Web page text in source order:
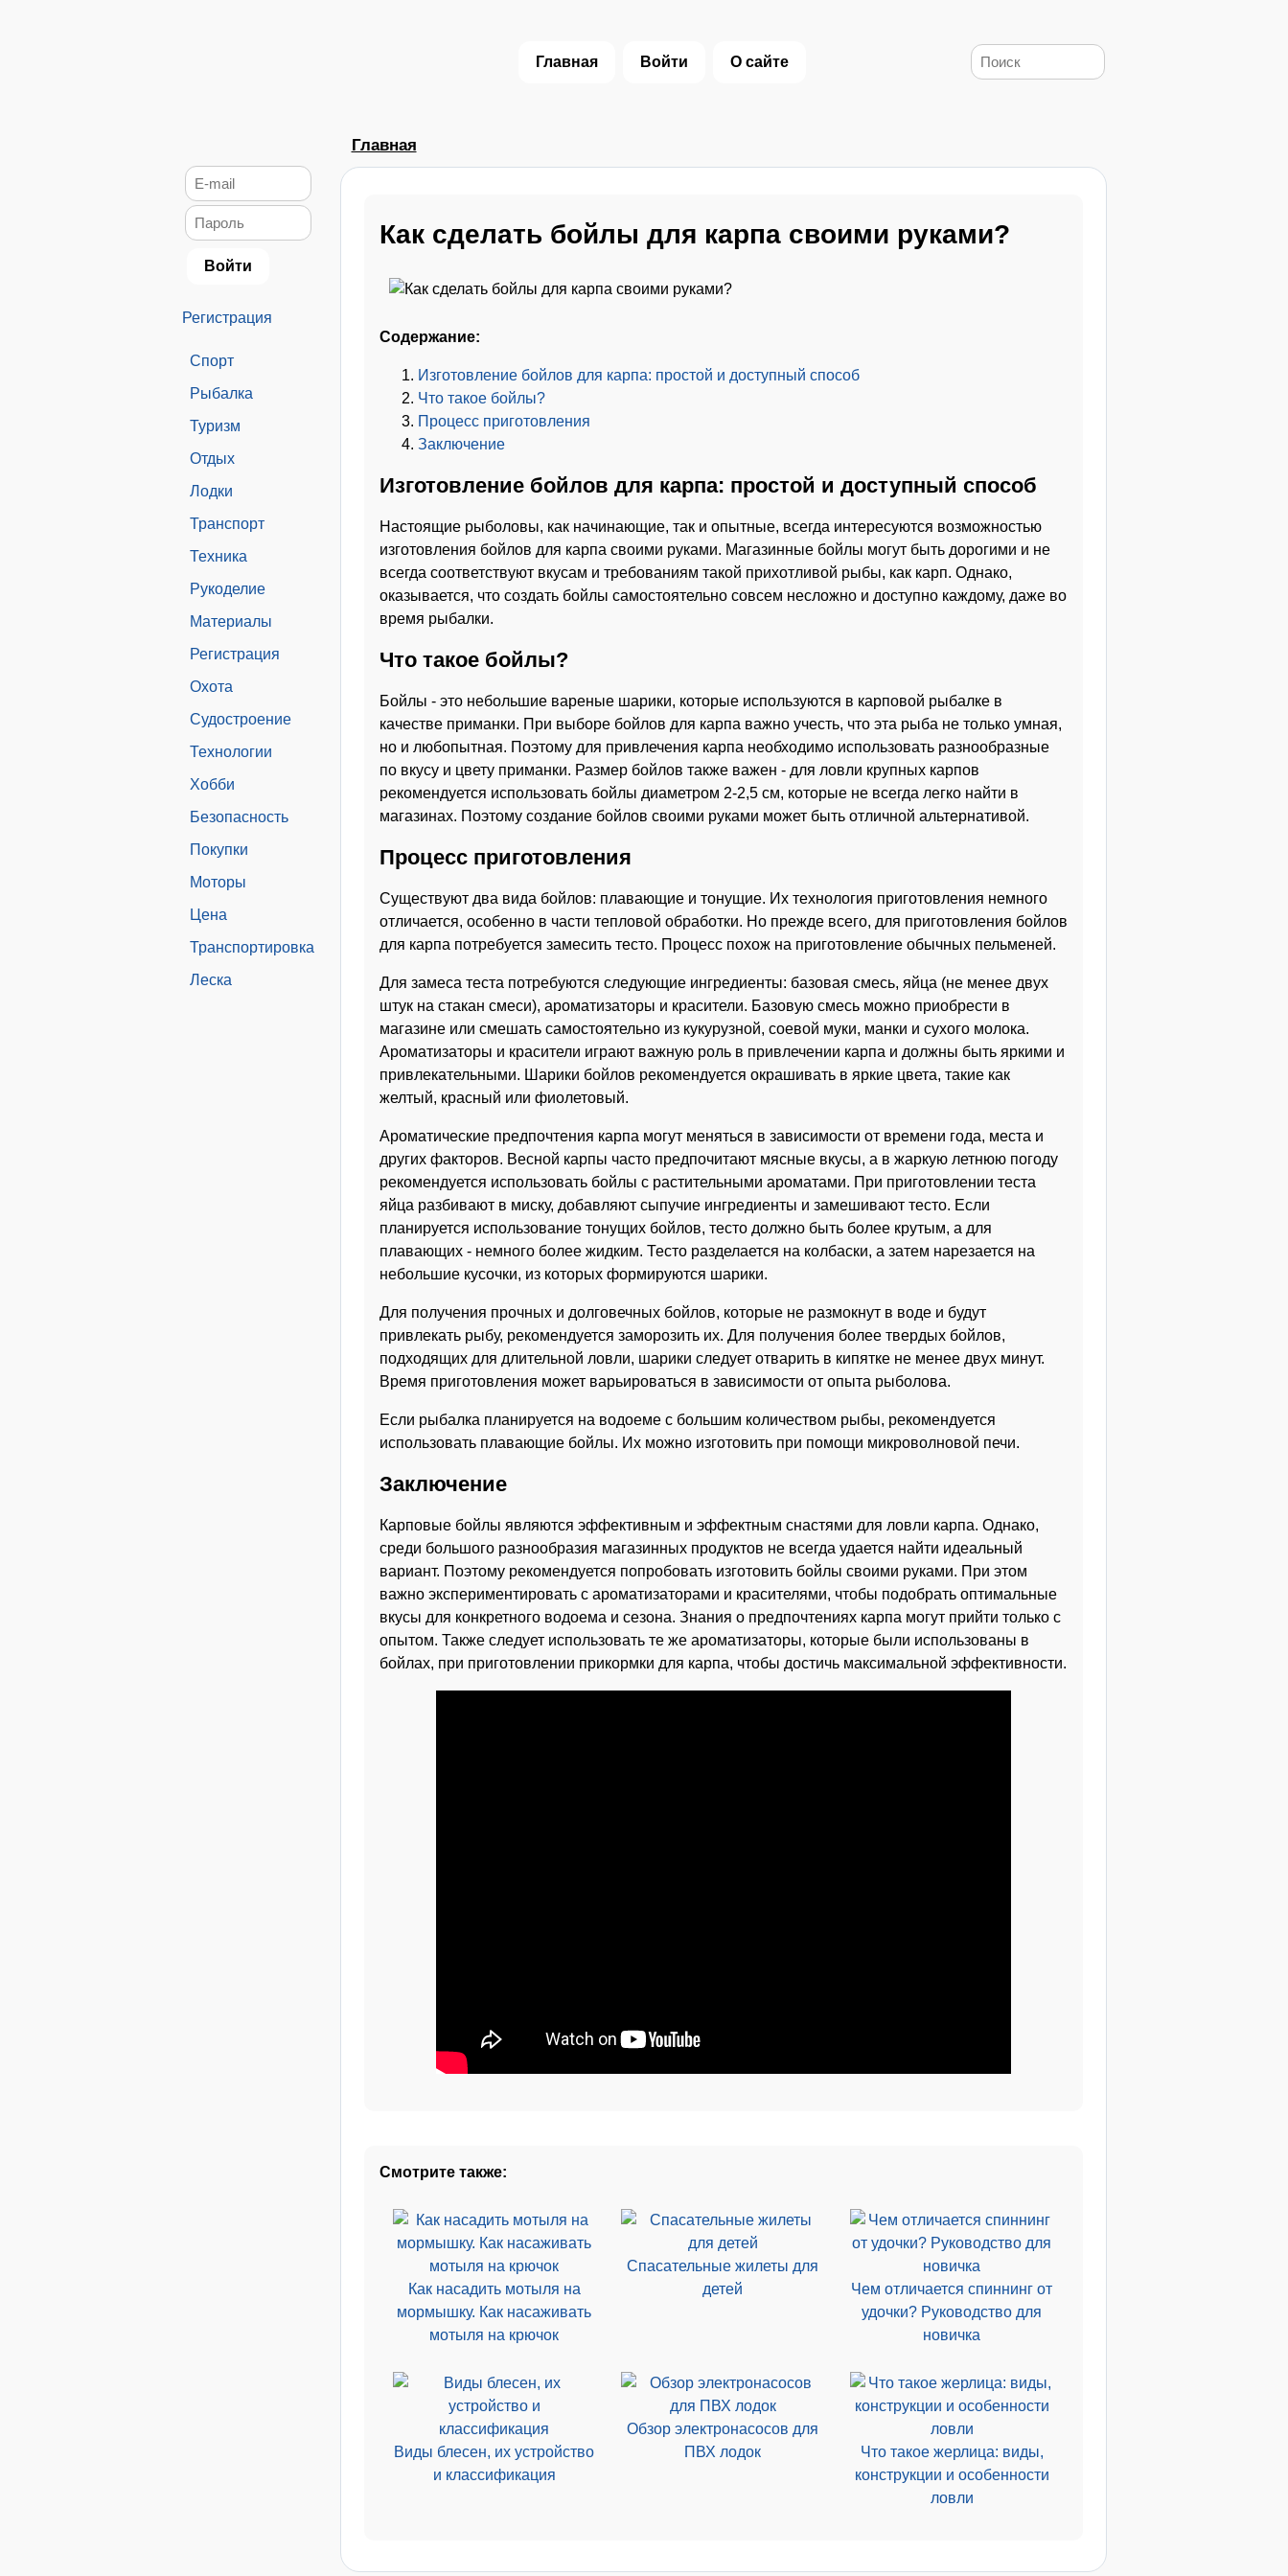
Главная Войти О сайте
Регистрация
Спорт
Рыбалка
Туризм
Отдых
Лодки
Транспорт
Техника
Рукоделие
Материалы
Регистрация
Охота
Судостроение
Технологии
Хобби
Безопасность
Покупки
Моторы
Цена
Транспортировка
Леска
Главная
Как сделать бойлы для карпа своими руками?
Содержание:
Изготовление бойлов для карпа: простой и доступный способ
Что такое бойлы?
Процесс приготовления
Заключение
Изготовление бойлов для карпа: простой и доступный способ
Настоящие рыболовы, как начинающие, так и опытные, всегда интересуются возможностью
изготовления бойлов для карпа своими руками. Магазинные бойлы могут быть дорогими и не
всегда соответствуют вкусам и требованиям такой прихотливой рыбы, как карп. Однако,
оказывается, что создать бойлы самостоятельно совсем несложно и доступно каждому, даже во
время рыбалки.
Что такое бойлы?
Бойлы - это небольшие вареные шарики, которые используются в карповой рыбалке в
качестве приманки. При выборе бойлов для карпа важно учесть, что эта рыба не только умная,
но и любопытная. Поэтому для привлечения карпа необходимо использовать разнообразные
по вкусу и цвету приманки. Размер бойлов также важен - для ловли крупных карпов
рекомендуется использовать бойлы диаметром 2-2,5 см, которые не всегда легко найти в
магазинах. Поэтому создание бойлов своими руками может быть отличной альтернативой.
Процесс приготовления
Существуют два вида бойлов: плавающие и тонущие. Их технология приготовления немного
отличается, особенно в части тепловой обработки. Но прежде всего, для приготовления бойлов
для карпа потребуется замесить тесто. Процесс похож на приготовление обычных пельменей.
Для замеса теста потребуются следующие ингредиенты: базовая смесь, яйца (не менее двух
штук на стакан смеси), ароматизаторы и красители. Базовую смесь можно приобрести в
магазине или смешать самостоятельно из кукурузной, соевой муки, манки и сухого молока.
Ароматизаторы и красители играют важную роль в привлечении карпа и должны быть яркими и
привлекательными. Шарики бойлов рекомендуется окрашивать в яркие цвета, такие как
желтый, красный или фиолетовый.
Ароматические предпочтения карпа могут меняться в зависимости от времени года, места и
других факторов. Весной карпы часто предпочитают мясные вкусы, а в жаркую летнюю погоду
рекомендуется использовать бойлы с растительными ароматами. При приготовлении теста
яйца разбивают в миску, добавляют сыпучие ингредиенты и замешивают тесто. Если
планируется использование тонущих бойлов, тесто должно быть более крутым, а для
плавающих - немного более жидким. Тесто разделается на колбаски, а затем нарезается на
небольшие кусочки, из которых формируются шарики.
Для получения прочных и долговечных бойлов, которые не размокнут в воде и будут
привлекать рыбу, рекомендуется заморозить их. Для получения более твердых бойлов,
подходящих для длительной ловли, шарики следует отварить в кипятке не менее двух минут.
Время приготовления может варьироваться в зависимости от опыта рыболова.
Если рыбалка планируется на водоеме с большим количеством рыбы, рекомендуется
использовать плавающие бойлы. Их можно изготовить при помощи микроволновой печи.
Заключение
Карповые бойлы являются эффективным и эффектным снастями для ловли карпа. Однако,
среди большого разнообразия магазинных продуктов не всегда удается найти идеальный
вариант. Поэтому рекомендуется попробовать изготовить бойлы своими руками. При этом
важно экспериментировать с ароматизаторами и красителями, чтобы подобрать оптимальные
вкусы для конкретного водоема и сезона. Знания о предпочтениях карпа могут прийти только с
опытом. Также следует использовать те же ароматизаторы, которые были использованы в
бойлах, при приготовлении прикормки для карпа, чтобы достичь максимальной эффективности.
Смотрите также:
Как насадить мотыля на
мормышку. Как насаживать
мотыля на крючок
Спасательные жилеты для
детей
Чем отличается спиннинг от
удочки? Руководство для
новичка
Виды блесен, их устройство
и классификация
Обзор электронасосов для
ПВХ лодок
Что такое жерлица: виды,
конструкции и особенности
ловли